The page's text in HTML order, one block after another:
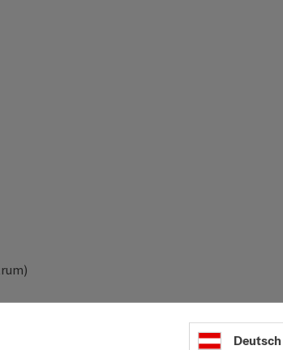
Deutsch